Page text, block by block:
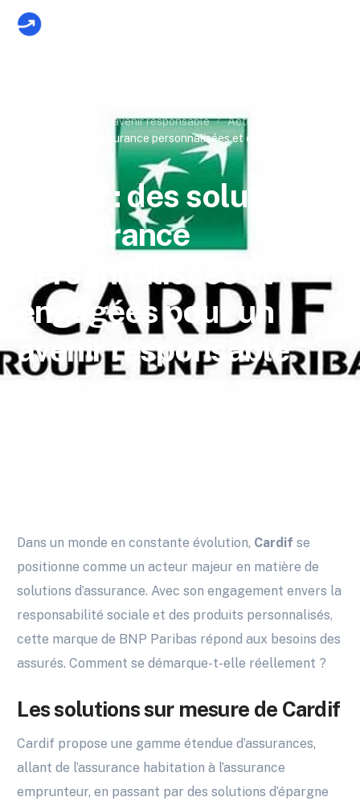
engagées pour un avenir responsable
Actualités
des solutions d’assurance personnalisées et engagées pour un
Cardif : des solutions
d’assurance
personnalisées et
engagées pour un
avenir responsable
Dans un monde en constante évolution, Cardif se
positionne comme un acteur majeur en matière de
solutions d’assurance. Avec son engagement envers la
responsabilité sociale et des produits personnalisés,
cette marque de BNP Paribas répond aux besoins des
assurés. Comment se démarque-t-elle réellement ?
Les solutions sur mesure de Cardif
Cardif propose une gamme étendue d’assurances,
allant de l’assurance habitation à l’assurance
emprunteur, en passant par des solutions d’épargne